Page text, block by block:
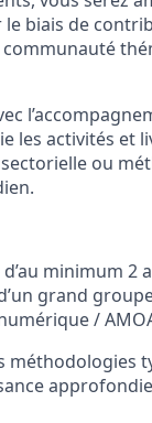
le biais de
les activités et
ou
minimum 2
grand
/
méthodologies